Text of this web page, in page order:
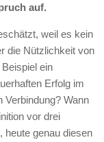
auf.
weil es kein
die Nützlichkeit von
ein
Erfolg im
Verbindung? Wann
vor drei
heute genau diesen